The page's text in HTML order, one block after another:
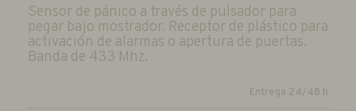
Sensor de pánico a través de pulsador para
pegar bajo mostrador. Receptor de plástico para
activación de alarmas o apertura de puertas.
Banda de 433 Mhz.
Entrega 24/48 h